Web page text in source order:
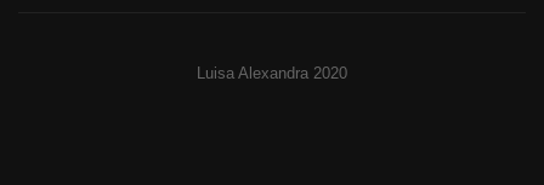
Luisa Alexandra 2020